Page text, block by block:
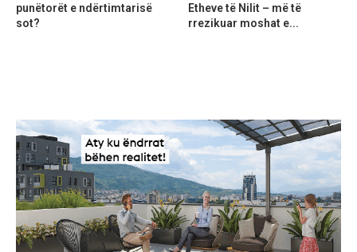
punëtorët e ndërtimtarisë
sot?
Etheve të Nilit – më të
rrezikuar moshat e...